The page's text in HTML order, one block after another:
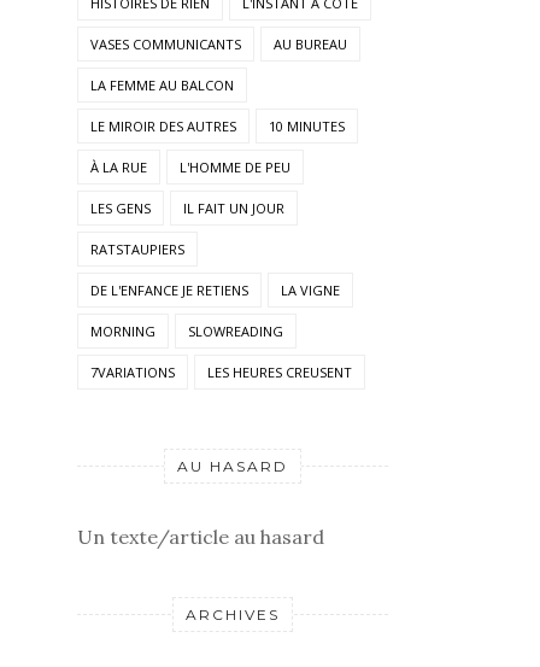
VASES COMMUNICANTS AU BUREAU
LA FEMME AU BALCON
LE MIROIR DES AUTRES 10 MINUTES
À LA RUE L'HOMME DE PEU
LES GENS IL FAIT UN JOUR
RATSTAUPIERS
DE L'ENFANCE JE RETIENS LA VIGNE
MORNING SLOWREADING
7VARIATIONS LES HEURES CREUSENT
AU HASARD
Un texte/article au hasard
ARCHIVES